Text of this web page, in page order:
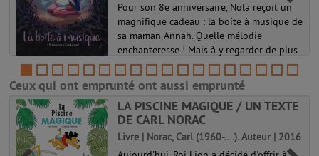
Pour son 8e anniversaire, Nola reçoit un
magnifique cadeau : la boîte à musique de
sa maman Annah. Quelle mélodie
enchanteresse ! Mais à y regarder de plus
près, une petite fille gesticule à l'intérieur
et l'appelle au secours... ...
La boîte à musique 01
Ceux qui ont emprunté ont aussi emprunté
LA PISCINE MAGIQUE / UN TEXTE
DE CARL NORAC
Livre | Norac, Carl (1960-....). Auteur | 2016